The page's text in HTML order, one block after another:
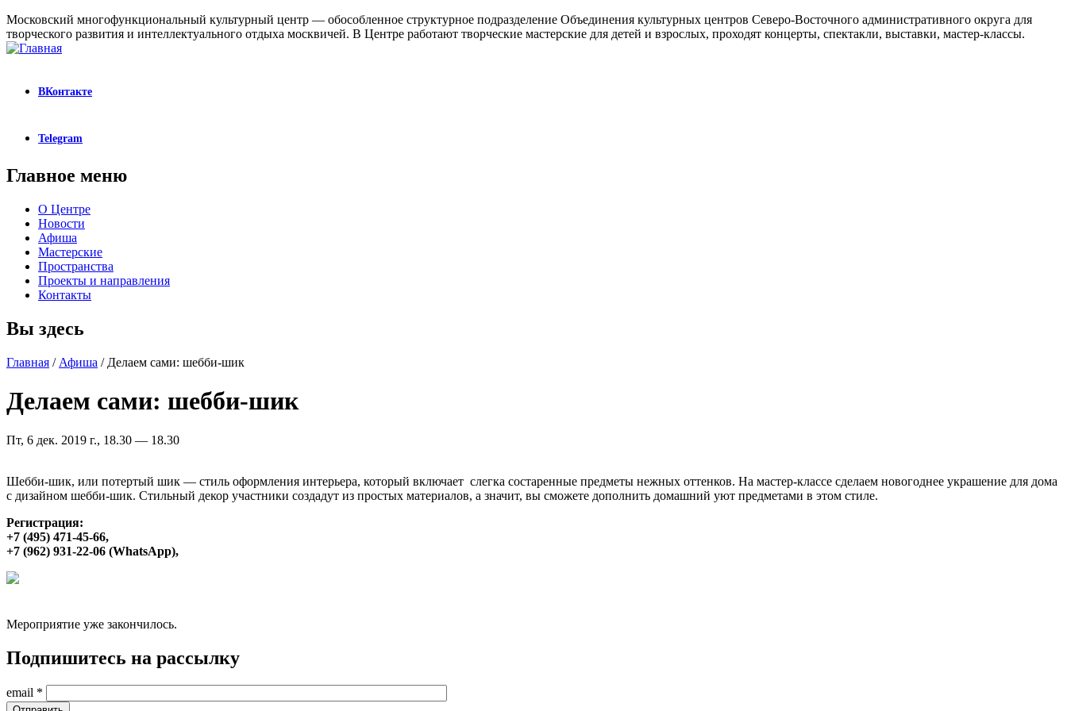
Московский многофункциональный культурный центр — обособленное структурное подразделение Объединения культурных центров Северо-Восточного административного округа для
творческого развития и интеллектуального отдыха москвичей. В Центре работают творческие мастерские для детей и взрослых, проходят концерты, спектакли, выставки, мастер-классы.
ВКонтакте
Telegram
Главное меню
О Центре
Новости
Афиша
Мастерские
Пространства
Проекты и направления
Контакты
Вы здесь
Главная / Афиша / Делаем сами: шебби-шик
Делаем сами: шебби-шик
Пт, 6 дек. 2019 г., 18.30 — 18.30
Шебби-шик, или потертый шик — стиль оформления интерьера, который включает слегка состаренные предметы нежных оттенков. На мастер-классе сделаем новогоднее украшение для дома
с дизайном шебби-шик. Стильный декор участники создадут из простых материалов, а значит, вы сможете дополнить домашний уют предметами в этом стиле.
Регистрация:
+7 (495) 471-45-66,
+7 (962) 931-22-06 (WhatsApp),
Мероприятие уже закончилось.
Подпишитесь на рассылку
email *